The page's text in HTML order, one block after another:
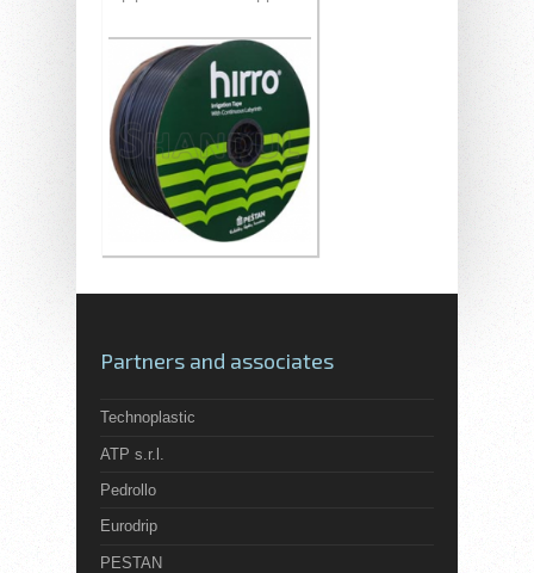
Partners and associates
Technoplastic
ATP s.r.l.
Pedrollo
Eurodrip
PESTAN